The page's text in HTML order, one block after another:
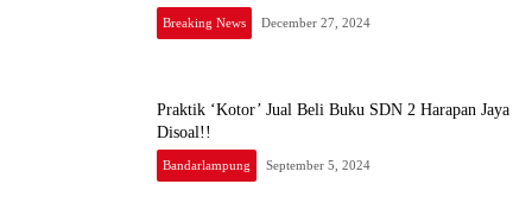
Breaking News December 27, 2024
Praktik ‘Kotor’ Jual Beli Buku SDN 2 Harapan Jaya
Disoal!!
Bandarlampung September 5, 2024